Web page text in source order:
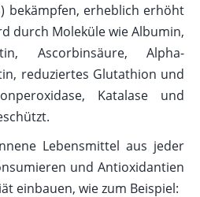
bekämpfen, erheblich erhöht
durch Moleküle wie Albumin,
Ascorbinsäure, Alpha-
reduziertes Glutathion und
Katalase und
Lebensmittel aus jeder
und Antioxidantien
einbauen, wie zum Beispiel: